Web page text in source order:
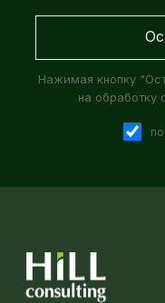
Нажимая кнопку
на обработку